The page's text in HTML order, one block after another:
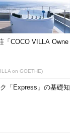
「COCO VILLA Owne
on GOETHE)
「Express」の基礎知